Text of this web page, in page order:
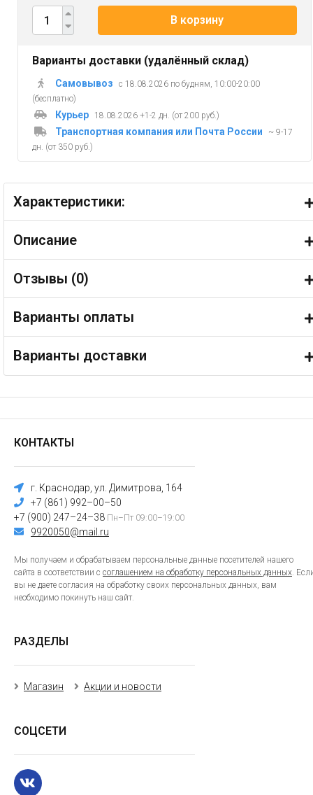
В корзину
Варианты доставки (удалённый склад)
Самовывоз
с 18.08.2026 по будням, 10:00-20:00
(бесплатно)
Курьер 18.08.2026 +1-2 дн. (от 200 руб.)
Транспортная компания или Почта России
~ 9-17
дн. (от 350 руб.)
Характеристики:
Описание
Отзывы (0)
Варианты оплаты
Варианты доставки
КОНТАКТЫ
г. Краснодар, ул. Димитрова, 164
+7 (861) 992–00–50
+7 (900) 247–24–38 Пн–Пт 09:00–19:00
9920050@mail.ru
Мы получаем и обрабатываем персональные данные посетителей нашего
сайта в соответствии с соглашением на обработку персональных данных.
вы не даете согласия на обработку своих персональных данных, вам
необходимо покинуть наш сайт.
РАЗДЕЛЫ
Магазин Акции и новости
СОЦСЕТИ